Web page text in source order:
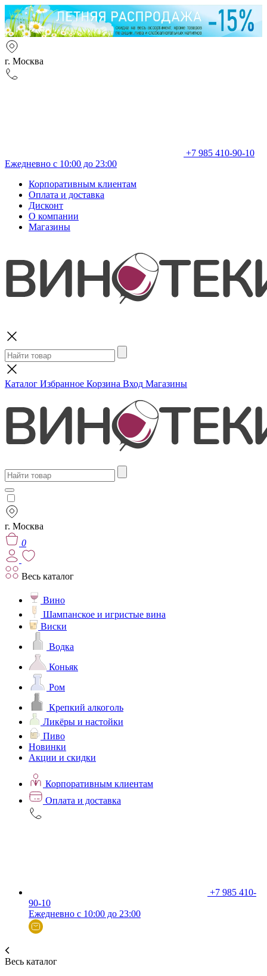
г. Москва
+7 985 410-90-10
Ежедневно с 10:00 до 23:00
Корпоративным клиентам
Оплата и доставка
Дисконт
О компании
Магазины
Каталог Избранное Корзина Вход Магазины
г. Москва
0
Весь каталог
Вино
Шампанское и игристые вина
Виски
Водка
Коньяк
Ром
Крепкий алкоголь
Ликёры и настойки
Пиво
Новинки
Акции и скидки
Корпоративным клиентам
Оплата и доставка
+7 985 410-
90-10
Ежедневно с 10:00 до 23:00
Весь каталог